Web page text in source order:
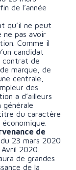
de l’année
qu’il ne peut
ne pas avoir
Comme il
candidat
contrat de
marque, de
centrale,
des
a d’ailleurs
du caractère
de
23 mars 2020
2020.
de grandes
de la